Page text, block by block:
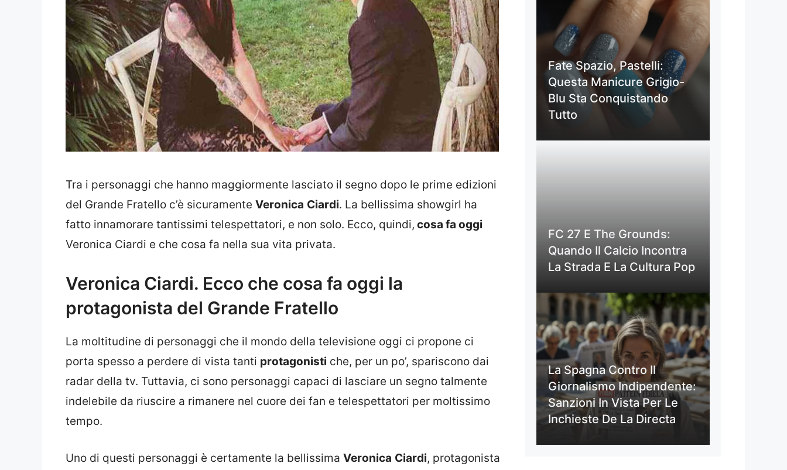
Tra i personaggi che hanno maggiormente lasciato il segno dopo le prime edizioni
del Grande Fratello c’è sicuramente Veronica Ciardi. La bellissima showgirl ha
fatto innamorare tantissimi telespettatori, e non solo. Ecco, quindi, cosa fa oggi
Veronica Ciardi e che cosa fa nella sua vita privata.
Veronica Ciardi. Ecco che cosa fa oggi la
protagonista del Grande Fratello
La moltitudine di personaggi che il mondo della televisione oggi ci propone ci
porta spesso a perdere di vista tanti protagonisti che, per un po’, spariscono dai
radar della tv. Tuttavia, ci sono personaggi capaci di lasciare un segno talmente
indelebile da riuscire a rimanere nel cuore dei fan e telespettatori per moltissimo
tempo.
Uno di questi personaggi è certamente la bellissima Veronica Ciardi, protagonista
Fate Spazio, Pastelli:
Questa Manicure Grigio-
Blu Sta Conquistando
Tutto
FC 27 E The Grounds:
Quando Il Calcio Incontra
La Strada E La Cultura Pop
La Spagna Contro Il
Giornalismo Indipendente:
Sanzioni In Vista Per Le
Inchieste De La Directa